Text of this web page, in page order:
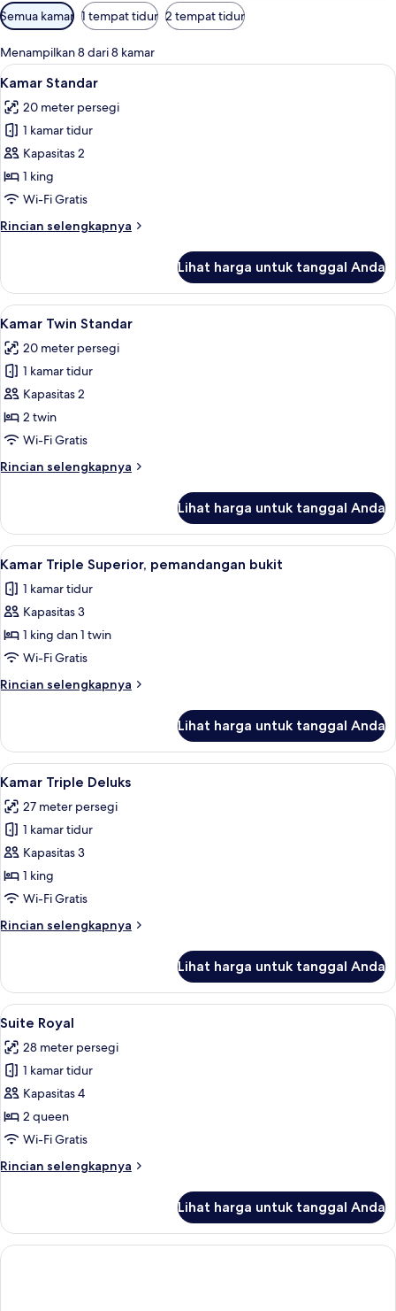
Filter
tersedia
untuk
kamar
Semua kamar 1 tempat tidur 2 tempat tidur
Menampilkan 8 dari 8 kamar
Lihat
semua
foto
untuk
Kamar
Standar
Kamar Standar | Meja kerja, Wi-Fi
8
Kamar Standar
20 meter persegi
1 kamar tidur
Kapasitas 2
1 king
Wi-Fi Gratis
Rincian selengkapnya
Rincian
Kamar
Standar
Lihat harga untuk tanggal Anda
Lihat
semua
foto
untuk
Kamar
Twin
Standar
Kamar Twin Standar | Meja kerja,
5
Kamar Twin Standar
20 meter persegi
1 kamar tidur
Kapasitas 2
2 twin
Wi-Fi Gratis
Rincian selengkapnya
Rincian
Kamar
Twin
Standar
Lihat harga untuk tanggal Anda
Lihat
semua
foto
untuk
Kamar
Triple
Superior,
pemandangan
Meja kerja, Wi-Fi gratis, dan seprai
7
Kamar Triple Superior, pemandangan bukit
1 kamar tidur
Kapasitas 3
1 king dan 1 twin
Wi-Fi Gratis
Rincian selengkapnya
Rincian
Kamar
Triple
Superior,
pemandangan
bukit
Lihat harga untuk tanggal Anda
Lihat
semua
foto
untuk
Kamar
Triple
Deluks
Meja kerja, Wi-Fi gratis, dan seprai
7
Kamar Triple Deluks
27 meter persegi
1 kamar tidur
Kapasitas 3
1 king
Wi-Fi Gratis
Rincian selengkapnya
Rincian
Kamar
Triple
Deluks
Lihat harga untuk tanggal Anda
Lihat
semua
foto
untuk
Suite
Royal
Suite Royal | Meja kerja, Wi-Fi gratis,
7
Suite Royal
28 meter persegi
1 kamar tidur
Kapasitas 4
2 queen
Wi-Fi Gratis
Rincian selengkapnya
Rincian
Suite
Royal
Lihat harga untuk tanggal Anda